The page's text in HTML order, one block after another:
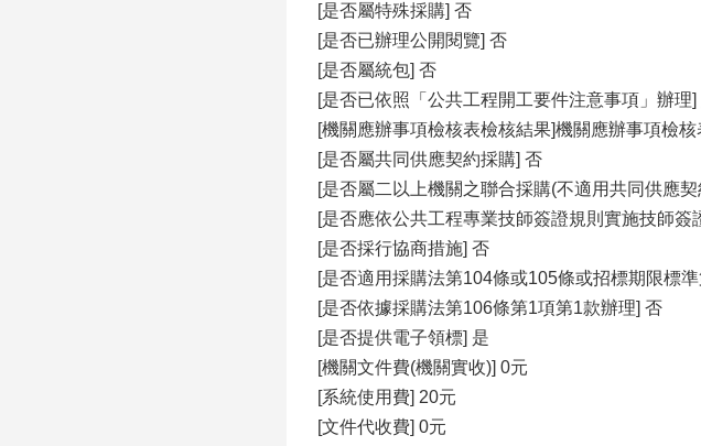
[是否屬特殊採購] 否
[是否已辦理公開閱覽] 否
[是否屬統包] 否
[是否已依照「公共工程開工要件注意事項」辦理]
[機關應辦事項檢核表檢核結果]機關應辦事項檢
[是否屬共同供應契約採購] 否
[是否屬二以上機關之聯合採購(不適用共同供應
[是否應依公共工程專業技師簽證規則實施技師簽
[是否採行協商措施] 否
[是否適用採購法第104條或105條或招標期限標
[是否依據採購法第106條第1項第1款辦理] 否
[是否提供電子領標] 是
[機關文件費(機關實收)] 0元
[系統使用費] 20元
[文件代收費] 0元